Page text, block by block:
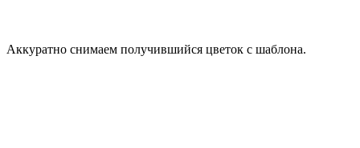
Аккуратно снимаем получившийся цветок с шаблона.